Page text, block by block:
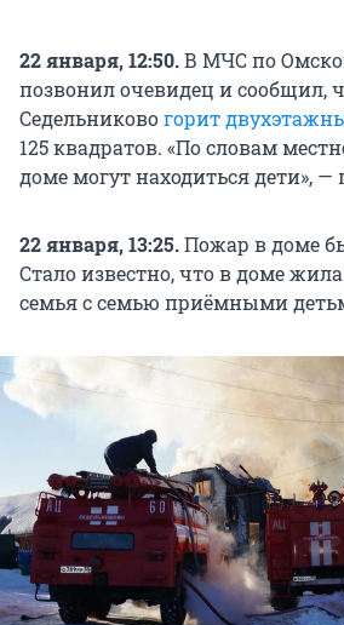
22 января, 12:50.В МЧС по
позвонил очевидец и сообщил,
Седельниковогорит
125 квадратов. «По словам
доме могут находиться дети»,
22 января, 13:25.Пожар в доме
Стало известно, что в доме
семья с семью приёмными